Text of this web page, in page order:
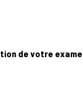
de votre